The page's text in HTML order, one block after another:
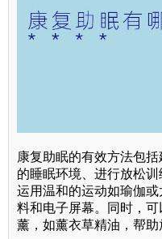
康复助眠的有效方法包
的睡眠环境、进行放松训
运用温和的运动如瑜伽
料和电子屏幕。同时，
薰，如薰衣草精油，帮